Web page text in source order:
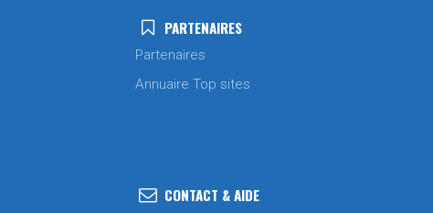
PARTENAIRES
Partenaires
Annuaire Top sites
CONTACT & AIDE